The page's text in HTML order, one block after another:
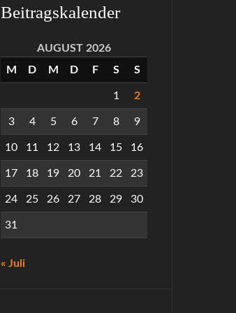
Beitragskalender
AUGUST 2026
M
D M D F S S
1 2
3 4 5 6 7 8 9
10 11 12 13 14 15 16
17 18 19 20 21 22 23
24 25 26 27 28 29 30
31
« Juli